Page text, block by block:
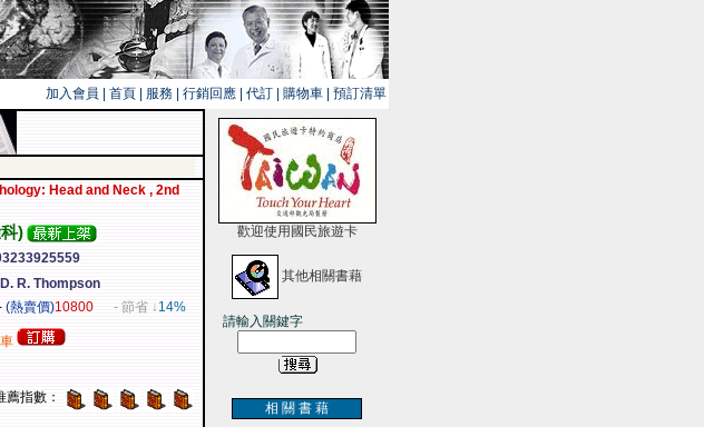
加入會員 首頁 服務 行銷回應 代訂 購物車 預訂清單
Head and Neck , 2nd
)
R. Thompson
(熱賣價)10800 - 節省 ↓14%
薦指數：
歡迎使用國民旅遊卡
其他相關書藉
請輸入關鍵字
相 關 書 藉